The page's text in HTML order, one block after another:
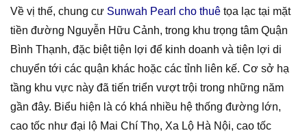
Về vị thế, chung cư Sunwah Pearl cho thuê tọa lạc tại mặt
tiền đường Nguyễn Hữu Cảnh, trong khu trọng tâm Quận
Bình Thạnh, đặc biệt tiện lợi để kinh doanh và tiện lợi di
chuyển tới các quận khác hoặc các tỉnh liên kế. Cơ sở hạ
tầng khu vực này đã tiến triển vượt trội trong những năm
gần đây. Biểu hiện là có khá nhiều hệ thống đường lớn,
cao tốc như đại lộ Mai Chí Thọ, Xa Lộ Hà Nội, cao tốc